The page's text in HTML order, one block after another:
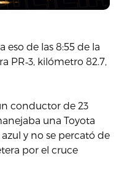
de las 8:55 de la
PR‑3, kilómetro 82.7,
conductor de 23
una Toyota
y no se percató de
por el cruce